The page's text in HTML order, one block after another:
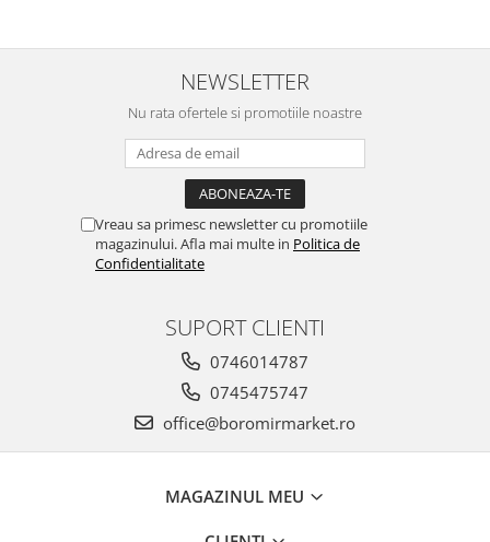
Horeca
Congelate brutarie
Cozonac Wine Collection
Vinuri Casa Isarescu
NEWSLETTER
Nu rata ofertele si promotiile noastre
Vreau sa primesc newsletter cu promotiile
magazinului. Afla mai multe in Politica de
Confidentialitate
SUPORT CLIENTI
0746014787
0745475747
office@boromirmarket.ro
MAGAZINUL MEU